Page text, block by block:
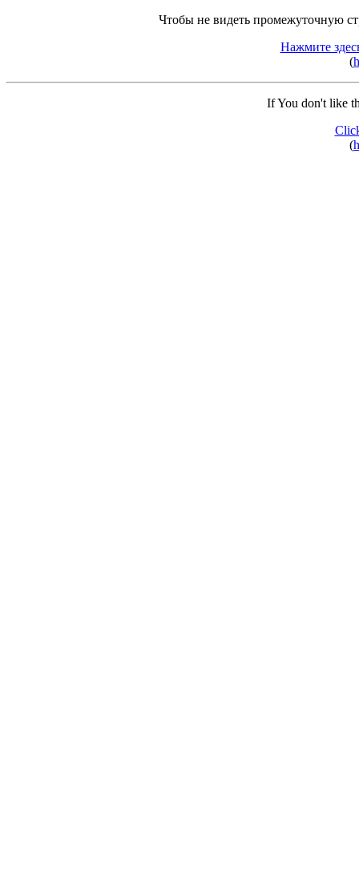
Чтобы не видеть промежуточную
Нажмите
(
If You don't like
(